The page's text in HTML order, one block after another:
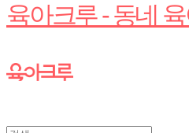
육아크루 - 동네